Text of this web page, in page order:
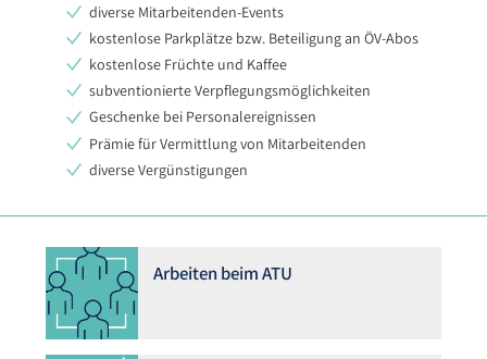
diverse Mitarbeitenden-Events
kostenlose Parkplätze bzw. Beteiligung an ÖV-Abos
kostenlose Früchte und Kaffee
subventionierte Verpflegungsmöglichkeiten
Geschenke bei Personalereignissen
Prämie für Vermittlung von Mitarbeitenden
diverse Vergünstigungen
Arbeiten beim ATU